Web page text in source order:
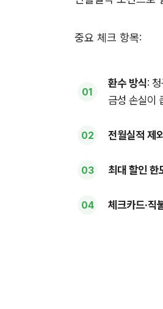
중요 체크 항목:
환수 방식:
금성 손실이
전월실적 제
최대 할인 한
체크카드·직